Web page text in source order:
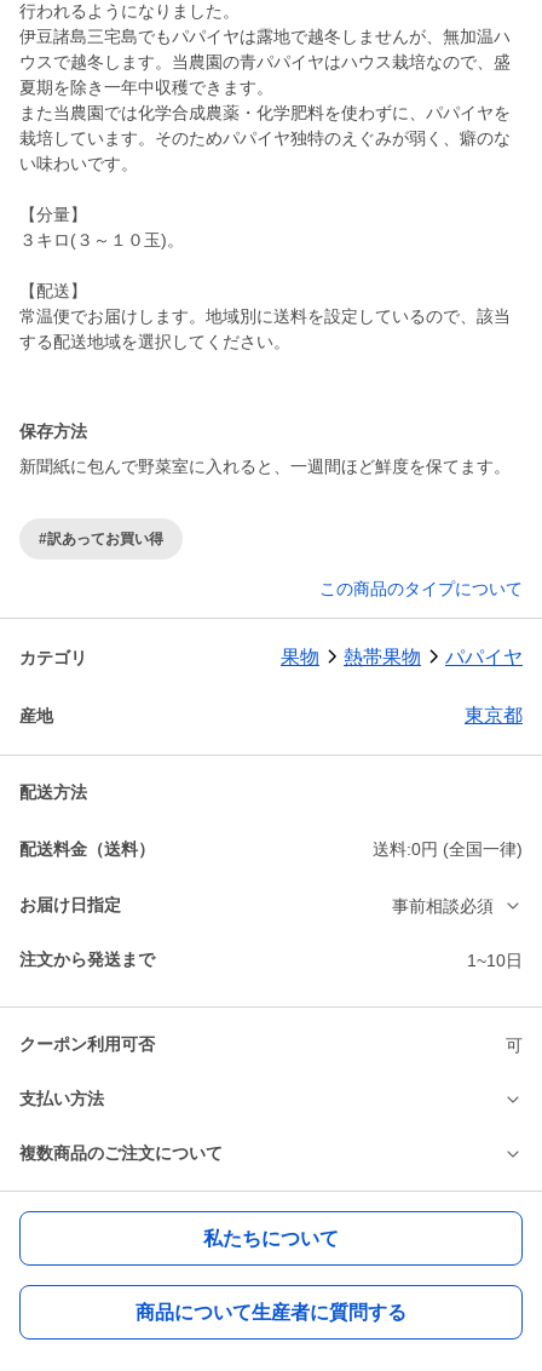
行われるようになりました。
伊豆諸島三宅島でもパパイヤは露地で越冬しませんが、無加温ハ
ウスで越冬します。当農園の青パパイヤはハウス栽培なので、盛
夏期を除き一年中収穫できます。
また当農園では化学合成農薬・化学肥料を使わずに、パパイヤを
栽培しています。そのためパパイヤ独特のえぐみが弱く、癖のな
い味わいです。
【分量】
３キロ(３～１０玉)。
【配送】
常温便でお届けします。地域別に送料を設定しているので、該当
する配送地域を選択してください。
保存方法
新聞紙に包んで野菜室に入れると、一週間ほど鮮度を保てます。
#訳あってお買い得
この商品のタイプについて
カテゴリ 果物 熱帯果物 パパイヤ
産地 東京都
配送方法
配送料金（送料） 送料:0円 (全国一律)
お届け日指定 事前相談必須
注文から発送まで 1~10日
クーポン利用可否 可
支払い方法
複数商品のご注文について
私たちについて
商品について生産者に質問する